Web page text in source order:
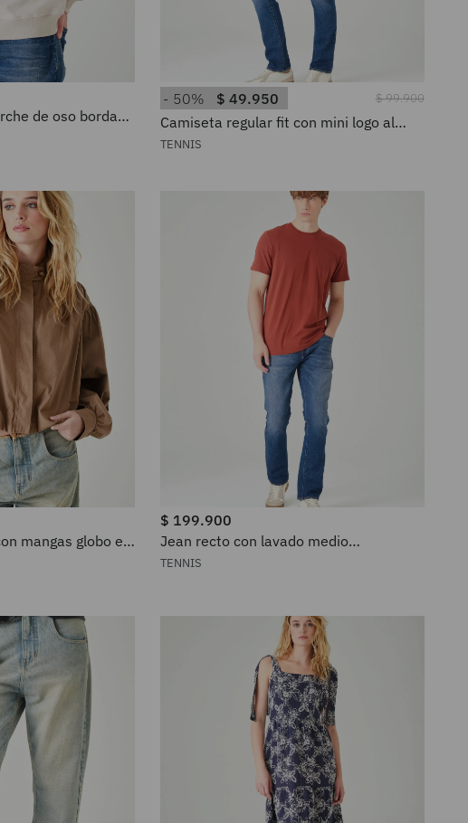
de oso bordado
hombre
50% $ 49.950 $99.900
Camiseta regular fit con mini logo al
pecho en algodón terracota para
TENNIS
mangas globo en
$ 199.900
Jean recto con lavado medio
desvanecido de algodón azul para
TENNIS